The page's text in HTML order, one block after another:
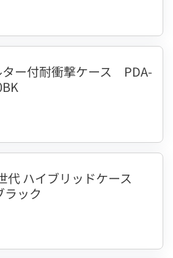
ター付耐衝撃ケース PDA-
代 ハイブリッドケース
ラック